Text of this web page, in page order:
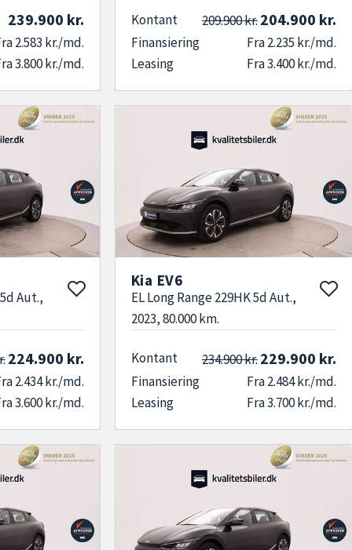
attraktiv pris end fabriksny. Hos os er alle biler
ro i sindet. Vi går aldrig på kompromis med
over 750brugte kvalitetsbilerpå lager,
når du leder efter den helt rigtige bil. Uanset
udstyrsniveau, har vi noget, der passer til
og praktiske funktioner som adaptiv
head-up display og avancerede
– og som du ofte får med i en brugt
brugt Kia EV6
hos os er ikke bare en god handel
næste
– og herunder mange,
Vores familieejede virksomhed
Vi er åbne 7 dage om ugen, så du kan
Vi forstår, at køb af elbil kan rejse
erfarne rådgivere klar til at guide dig
med solid erfaring og dyb indsigt i markedet
239.900 kr.
2.583 kr./md.
3.800 kr./md.
Kontant 209.900 kr.204.900 kr.
Finansiering
Fra 2.235 kr./md.
Leasing
Fra 3.400 kr./md.
Aut.,
224.900 kr.
2.434 kr./md.
3.600 kr./md.
Kia EV6
EL Long Range 229HK 5d Aut.,
2023, 80.000 km.
Kontant 234.900 kr.229.900 kr.
Finansiering
Fra 2.484 kr./md.
Leasing
Fra 3.700 kr./md.